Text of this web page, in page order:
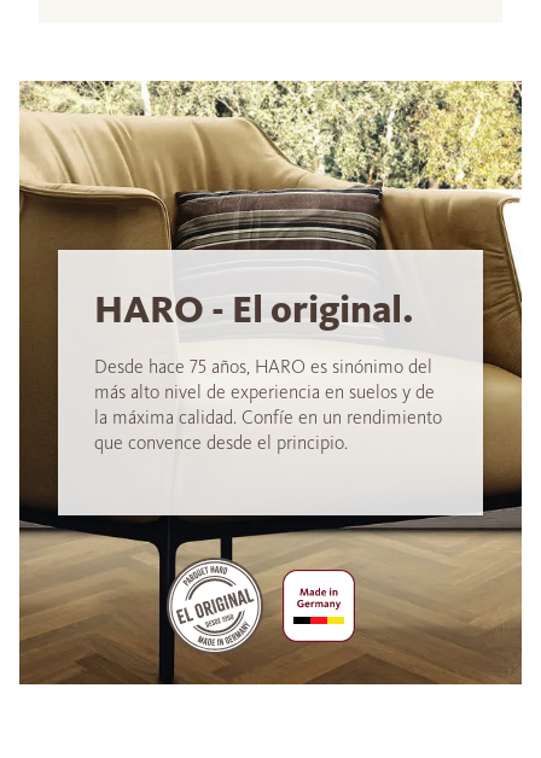
HARO - El original.
Desde hace 75 años, HARO es sinónimo del
más alto nivel de experiencia en suelos y de
la máxima calidad. Confíe en un rendimiento
que convence desde el principio.